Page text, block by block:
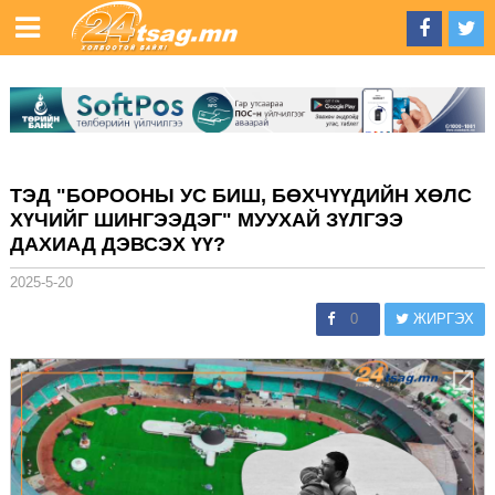
ТЭД "БОРООНЫ УС БИШ, БӨХЧҮҮДИЙН ХӨЛС
ХҮЧИЙГ ШИНГЭЭДЭГ" МУУХАЙ ЗҮЛГЭЭ
ДАХИАД ДЭВСЭХ ҮҮ?
2025-5-20
0 ЖИРГЭХ